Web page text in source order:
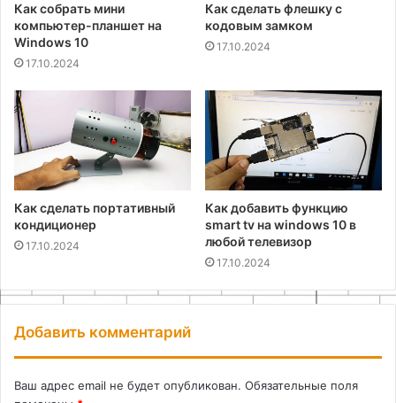
Как собрать мини
компьютер-планшет на
Windows 10
17.10.2024
Как сделать флешку с
кодовым замком
17.10.2024
Как сделать портативный
кондиционер
17.10.2024
Как добавить функцию
smart tv на windows 10 в
любой телевизор
17.10.2024
Добавить комментарий
Ваш адрес email не будет опубликован. Обязательные поля